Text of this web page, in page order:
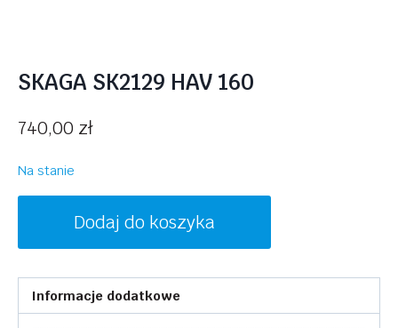
SKAGA SK2129 HAV 160
740,00 zł
Na stanie
SK2129
HAV
160
Dodaj do koszyka
Informacje dodatkowe